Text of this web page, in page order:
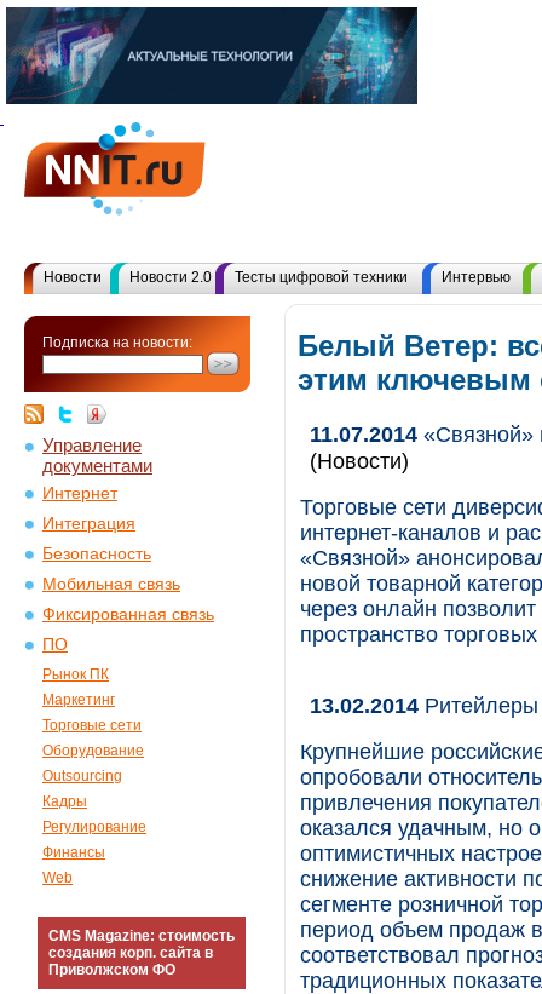
Новости Новости 2.0 Тесты цифровой техники Интервью
Подписка на новости:
Управление
документами
Интернет
Интеграция
Безопасность
Мобильная связь
Фиксированная связь
ПО
Рынок ПК
Маркетинг
Торговые сети
Оборудование
Outsourcing
Кадры
Регулирование
Финансы
Web
CMS Magazine: стоимость
создания корп. сайта в
Приволжском ФО
Белый Ветер:
этим ключевым
11.07.2014 «Связной»
(Новости)
Торговые сети
интернет-каналов и
«Связной»
новой товарной
через онлайн
пространство торговых
13.02.2014 Ритейлеры
Крупнейшие
опробовали
привлечения
оказался удачным, но
оптимистичных
снижение активности
сегменте розничной
период объем продаж
соответствовал
традиционных